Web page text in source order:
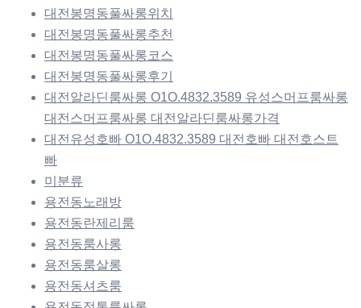
대전봉명동풀싸롱위치
대전봉명동풀싸롱추천
대전봉명동풀싸롱코스
대전봉명동풀싸롱후기
대전알라딘룸싸롱 O1O.4832.3589 유성스머프룸싸롱
대전스머프룸싸롱 대전알라딘룸싸롱가격
대전유성호빠 O1O.4832.3589 대전호빠 대전호스트
빠
미분류
용전동노래방
용전동란제리룸
용전동룸사롱
용전동룸살롱
용전동셔츠룸